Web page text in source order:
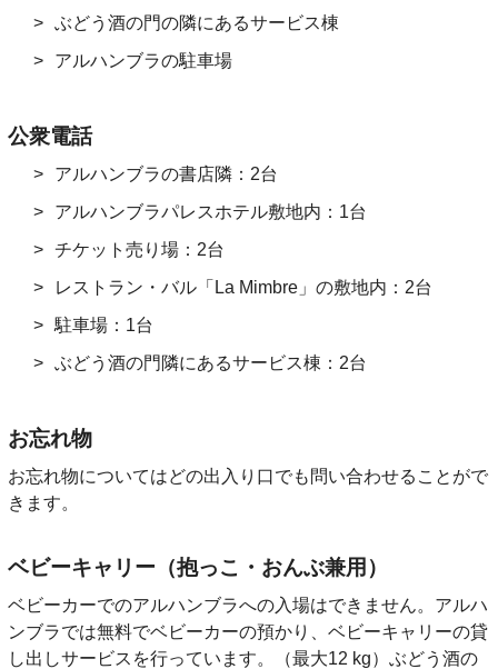
ぶどう酒の門の隣にあるサービス棟
アルハンブラの駐車場
公衆電話
アルハンブラの書店隣：2台
アルハンブラパレスホテル敷地内：1台
チケット売り場：2台
レストラン・バル「La Mimbre」の敷地内：2台
駐車場：1台
ぶどう酒の門隣にあるサービス棟：2台
お忘れ物
お忘れ物についてはどの出入り口でも問い合わせることがで
きます。
ベビーキャリー（抱っこ・おんぶ兼用）
ベビーカーでのアルハンブラへの入場はできません。アルハ
ンブラでは無料でベビーカーの預かり、ベビーキャリーの貸
し出しサービスを行っています。（最大12 kg）ぶどう酒の